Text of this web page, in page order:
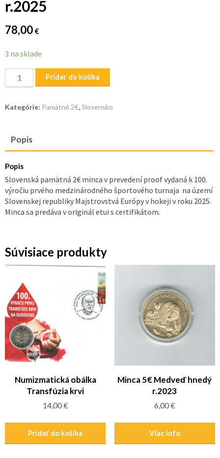
r.2025
78,00 €
3 na sklade
množstvo
Minca
ME
hokeji
Pridať do košíka
Kategórie: Pamätné 2€,Slovensko
Popis
Popis
Slovenská pamätná 2€ minca v prevedení proof vydaná k 100.
výročiu prvého medzinárodného športového turnaja na území
Slovenskej republiky Majstrovstvá Európy v hokeji v roku 2025.
Minca sa predáva v originál etui s certifikátom.
Súvisiace produkty
Numizmatická obálka
Transfúzia krvi
14,00€
Pridať do košíka
Minca 5€ Medveď hnedý
r.2023
6,00€
Viac info